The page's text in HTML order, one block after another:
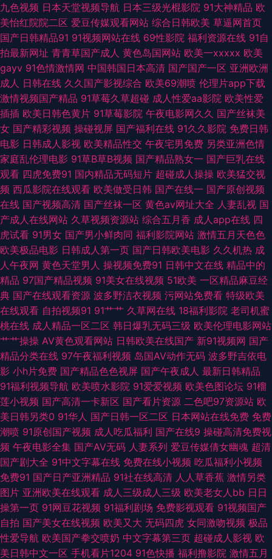
色色 亚州tv 五月亭亭激情网 激情五月四房色播 91黑料在线 www福利姬
com 国产精品欧美日韩五月 91伊人在线自拍 91综合亚洲色图 东京热乱干 95
在线国产视频 先锋资源欧美 精品福利一区二区 91视频在线观看完整版 四虎
影院麻豆 国产av网站 最新浮力网址公 色妞妞婷婷操导航 成人版久久 91啪国
产 91视频在线观看视频免费 在线精品 91变态福利 欧韩avav 91熊猫tv网页
婷婷五月福利 玖玖资源综合楼 97资源共享 最新高清无码专区 亚洲色图免费
在线观看 人妻一区二区三区传媒 超碰国产人人干在线 91白浆 欧美精品网页
成人午夜福利视频 91精品视频下载 青草三级视频 www91线路一 成人性爱
伊人影院 操插日午夜AV影院 91白虎美女交配 欧美色香蕉视频导航 日本18禁
黄色 日本免费色视频国产 国产欧美线熟精 www干老女人com 91桃色视频在
线 日韩第9页 a片人与兽视频 影视先锋成人无码AV 日韩欧美专区 韩国伦理
片妈妈的朋友 92影院 91刺激在线视频 91青青视屏 亚洲精品五月婷婷 后入大
屁股 91传媒小视频 91深夜影院 AV色图福利导航 超碰激情网 福利色情导航
黄色仓库资源在线观看 婷婷深爱五月天 激情肏屄网 九1免费网页在线看
www先锋av 91社视频观看亚洲 91情侣操逼 日韩精品一区二区亚洲 91传媒
免费观看网址 www96黑料 国产探花传媒 欧美a在线视频观看 熟女飢渴一區
亚洲欧美福利导航 91传媒免费网站 91美女玉足 91诱惑 国产精品自产久久 麻
豆精品视频专区 人人妻人人爽 色呦呦丁香十月 伊人五月香蕉 91国自产啪 91
九色视频 日本天堂视频导航 日本三级光棍影院 91大神精品 欧
美怡红院院二区 爱豆传媒观看网站 综合日韩欧美 草逼网首页
国产日韩精品91 91视频网站在线 69性影院 福利资源在线 91自
拍最新网址 青青草国产成人 黄色岛国网站 欧美一xxxxx 欧美
gayv 91色情激情网 中国韩国日本高清 国产国产一区 亚洲欧洲
成人 日韩在线 久久国产影视综合 欧美69潮喷 伦理片app下载
激情视频国产精品 91草莓久草超碰 成人性爱aa影院 欧美性爱
插插 欧美日韩色黄片 91草莓影院 午夜电影网久久 国产丝袜美
女 国产精彩视频 操碰视屏 国产福利在线 91久久影院 免费日韩
电影 日韩成人影视 欧美精品性交 午夜宅男免费 另类亚洲色情
家庭乱伦理电影 91草B草B视频 国产精品熟女一 国产巨乳在线
观看 四虎免费91 国内精品无码短片 超碰成人操操 欧美猛交视
频 西瓜影院在线观看 欧美做受日韩 国产在线一 国产原创视频
在线 国产视频高清 国产丝袜一区 黄色av网址大全 人妻乱视 国
产成人在线网站 久草视频资源站 综合五月香 成人app在线 四
虎试看 91男女 国产男小鲜肉同 福利影院网站 激情五月天色色
欧美极品电影 日韩成人第一页 国产日韩欧美电影 久久机热 成
人午夜网 黄色天堂男人 操视频免费91 日韩中文在线 精品中的
精品 97国产精品视频 91美女在线视频 51欧美 一区精品麻豆经
典 国产在线观看资源 波多野洁衣视频 污网站免费看 特级欧美
在线观看 自拍视频91 91艹艹 久草网在线 18福利影院 老司机蜜
桃在线 成人精品一区二区 韩日爆乳无码三级 欧美伦理电影网站
艹艹操操 AV黄色观看网站 日韩欧美在线国产 新91视频网 国产
精品分类在线 97午夜福利视频 岛国AV动作无码 波多野吉依电
影 小h片免费 国产精品色色视屏 国产午夜成人 最新日韩精品
91福利视频导航 欧美喷水影院 91爱爱视频 欧美色图论坛 91榴
莲小视频 国产高清一卡新区 国产看片资源 二色吧97资源站 欧
美日韩另类0 91华人 国产日韩一区二区 日本网站在线免费 免费
潮喷 91原创国产视频 成人吃瓜福利 国产在线9 操碰高清免费视
频 午夜电影全集 国产AV无码 人妻系列 爱豆传媒倩女幽魂 超清
国产剧大全 91中文字幕在线 免费在线小视频 吃瓜福利小视频
免费91 国产日产亚洲精品 91社在线高清 人人草香蕉 激情另类
图片 亚洲欧美在线观看 成人三级成人三级 欧美老女人bb 日日
操第一页 91网豆花视频 91福利剧场 免费影视观看 91视频国产
自拍 国产美女在线视频 欧美又大 无码四虎 女同激吻视频 极品
性爱导航 欧美国产拳交喷奶 中文字幕第三页 超碰成人影视 欧
美日韩中文一区 手机看片1204 91色快播 福利撸影院 激情五月